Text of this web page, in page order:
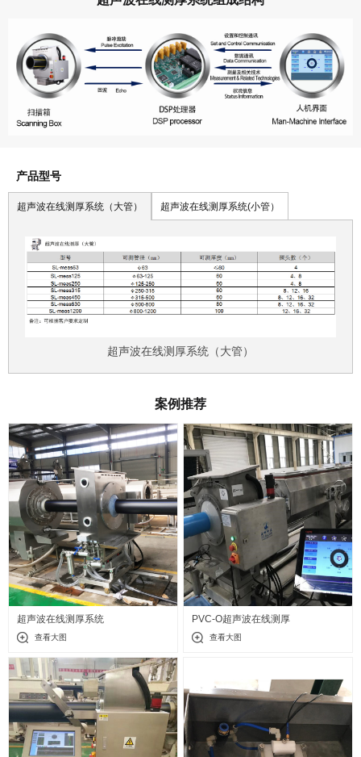
产品型号
超声波在线测厚系统（大管） 超声波在线测厚系统(小管）
超声波在线测厚系统（大管）
案例推荐
超声波在线测厚系统
查看大图
PVC-O超声波在线测厚
查看大图